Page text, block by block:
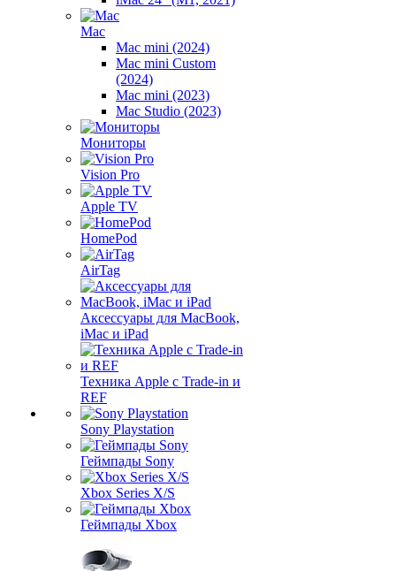
Mac
Mac mini (2024)
Mac mini Custom
(2024)
Mac mini (2023)
Mac Studio (2023)
Мониторы
Vision Pro
Apple TV
HomePod
AirTag
Аксессуары для MacBook,
iMac и iPad
Техника Apple с Trade-in и
REF
Sony Playstation
Геймпады Sony
Xbox Series X/S
Геймпады Xbox